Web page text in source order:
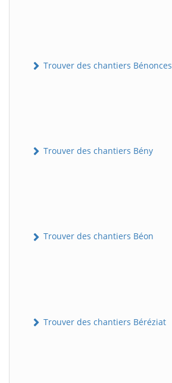
Trouver des chantiers Bénonces
Trouver des chantiers Bény
Trouver des chantiers Béon
Trouver des chantiers Béréziat